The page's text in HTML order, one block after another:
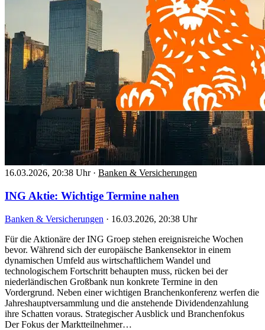
16.03.2026, 20:38 Uhr · Banken & Versicherungen
ING Aktie: Wichtige Termine nahen
Banken & Versicherungen · 16.03.2026, 20:38 Uhr
Für die Aktionäre der ING Groep stehen ereignisreiche Wochen
bevor. Während sich der europäische Bankensektor in einem
dynamischen Umfeld aus wirtschaftlichem Wandel und
technologischem Fortschritt behaupten muss, rücken bei der
niederländischen Großbank nun konkrete Termine in den
Vordergrund. Neben einer wichtigen Branchenkonferenz werfen die
Jahreshauptversammlung und die anstehende Dividendenzahlung
ihre Schatten voraus. Strategischer Ausblick und Branchenfokus
Der Fokus der Marktteilnehmer…